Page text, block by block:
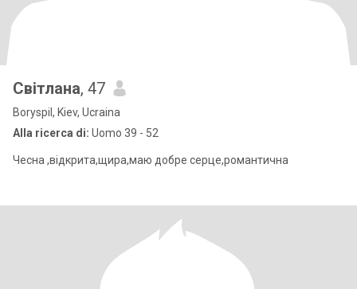
Світлана, 47
Boryspil, Kiev, Ucraina
Alla ricerca di: Uomo 39 - 52
Чесна ,відкрита,щира,маю добре серце,романтична